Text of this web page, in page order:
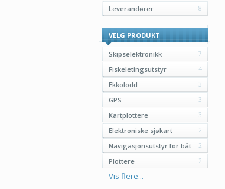
Leverandører 8
VELG PRODUKT
Skipselektronikk 7
Fiskeletingsutstyr 4
Ekkolodd 3
GPS 3
Kartplottere 3
Elektroniske sjøkart 2
Navigasjonsutstyr for båt 2
Plottere 2
Vis flere...